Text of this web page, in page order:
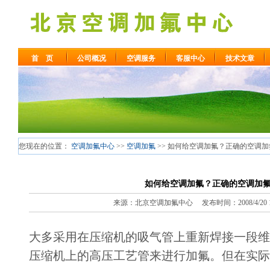
首 页 公司概况 空调服务 客服中心 技术文章
您现在的位置： 空调加氟中心 >> 空调加氟 >> 如何给空调加氟？正确的空调
如何给空调加氟？正确的空调加
来源：北京空调加氟中心 发布时间：2008/4/20
大多采用在压缩机的吸气管上重新焊接一段
压缩机上的高压工艺管来进行加氟。但在实